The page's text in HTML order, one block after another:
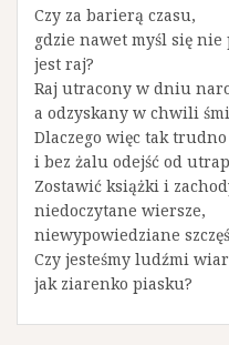
Czy za barierą czasu,
gdzie nawet myśl się nie
jest raj?
Raj utracony w dniu
a odzyskany w chwili
Dlaczego więc tak
i bez żalu odejść od
Zostawić książki i
niedoczytane wiersze,
niewypowiedziane
Czy jesteśmy ludźmi
jak ziarenko piasku?